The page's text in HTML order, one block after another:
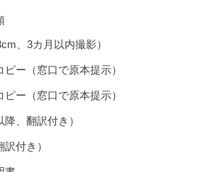
、3カ月以内撮影）
ー（窓口で原本提示）
ー（窓口で原本提示）
、翻訳付き）
付き）